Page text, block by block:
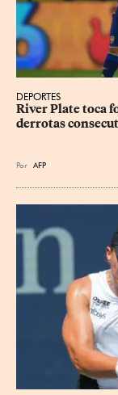
DEPORTES
River Plate toca
derrotas
Por AFP